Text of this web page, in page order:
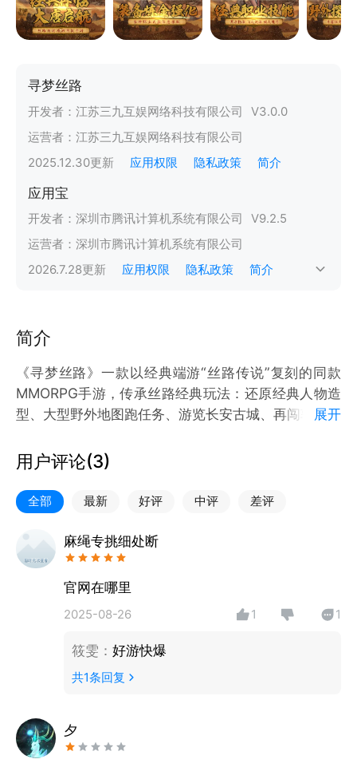
寻梦丝路
开发者： 江苏三九互娱网络科技有限公司 V3.0.0
运营者： 江苏三九互娱网络科技有限公司
2025.12.30更新 应用权限 隐私政策 简介
应用宝
开发者： 深圳市腾讯计算机系统有限公司 V9.2.5
运营者： 深圳市腾讯计算机系统有限公司
2026.7.28更新 应用权限 隐私政策 简介
简介
《寻梦丝路》一款以经典端游“丝路传说”复刻的同款
MMORPG手游，传承丝路经典玩法：还原经典人物造
型、大型野外地图跑任务、游览长安古城、再闯敦煌，
装及炫酷坐骑元素。多种全新PVP玩法，玩家们可以组
队一起激情刷怪PK，再现经典职业商人、镖师、盗
贼，感受跑商的魅力！
展开
用户评论(3)
全部 最新 好评 中评 差评
麻绳专挑细处断
官网在哪里
2025-08-26 1 1
筱雯 ： 好游快爆
共1条回复
夕